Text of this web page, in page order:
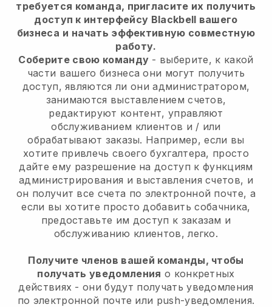
требуется команда, пригласите их получить
доступ к интерфейсу Blackbell вашего
бизнеса и начать эффективную совместную
работу.
Соберите свою команду - выберите, к какой
части вашего бизнеса они могут получить
доступ, являются ли они администратором,
занимаются выставлением счетов,
редактируют контент, управляют
обслуживанием клиентов и / или
обрабатывают заказы. Например, если вы
хотите привлечь своего бухгалтера, просто
дайте ему разрешение на доступ к функциям
администрирования и выставления счетов, и
он получит все счета по электронной почте, а
если вы хотите просто добавить собачника,
предоставьте им доступ к заказам и
обслуживанию клиентов, легко.
Получите членов вашей команды, чтобы
получать уведомления о конкретных
действиях - они будут получать уведомления
по электронной почте или push-уведомления.